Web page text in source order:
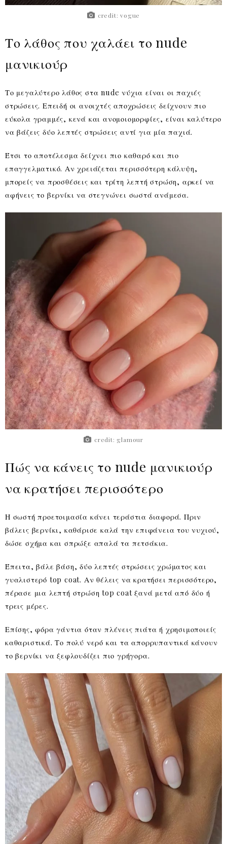
credit: vogue
Το λάθος που χαλάει το nude
μανικιούρ
Το μεγαλύτερο λάθος στα nude νύχια είναι οι παχιές
στρώσεις. Επειδή οι ανοιχτές αποχρώσεις δείχνουν πιο
εύκολα γραμμές, κενά και ανομοιομορφίες, είναι καλύτερο
να βάζεις δύο λεπτές στρώσεις αντί για μία παχιά.
Έτσι το αποτέλεσμα δείχνει πιο καθαρό και πιο
επαγγελματικό. Αν χρειάζεται περισσότερη κάλυψη,
μπορείς να προσθέσεις και τρίτη λεπτή στρώση, αρκεί να
αφήνεις το βερνίκι να στεγνώνει σωστά ανάμεσα.
credit: glamour
Πώς να κάνεις το nude μανικιούρ
να κρατήσει περισσότερο
Η σωστή προετοιμασία κάνει τεράστια διαφορά. Πριν
βάλεις βερνίκι, καθάρισε καλά την επιφάνεια του νυχιού,
δώσε σχήμα και σπρώξε απαλά τα πετσάκια.
Έπειτα, βάλε βάση, δύο λεπτές στρώσεις χρώματος και
γυαλιστερό top coat. Αν θέλεις να κρατήσει περισσότερο,
πέρασε μια λεπτή στρώση top coat ξανά μετά από δύο ή
τρεις μέρες.
Επίσης, φόρα γάντια όταν πλένεις πιάτα ή χρησιμοποιείς
καθαριστικά. Το πολύ νερό και τα απορρυπαντικά κάνουν
το βερνίκι να ξεφλουδίζει πιο γρήγορα.